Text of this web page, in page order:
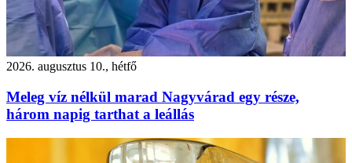
2026. augusztus 10., hétfő
Meleg víz nélkül marad Nagyvárad egy része,
három napig tarthat a leállás